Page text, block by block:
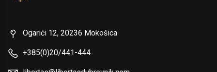
Ogarići 12, 20236 Mokošica
+385(0)20/441-444